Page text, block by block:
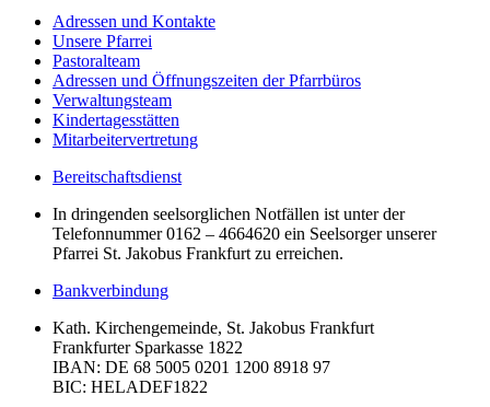
Adressen und Kontakte
Unsere Pfarrei
Pastoralteam
Adressen und Öffnungszeiten der Pfarrbüros
Verwaltungsteam
Kindertagesstätten
Mitarbeitervertretung
Bereitschaftsdienst
In dringenden seelsorglichen Notfällen ist unter der
Telefonnummer 0162 – 4664620 ein Seelsorger unserer
Pfarrei St. Jakobus Frankfurt zu erreichen.
Bankverbindung
Kath. Kirchengemeinde, St. Jakobus Frankfurt
Frankfurter Sparkasse 1822
IBAN: DE 68 5005 0201 1200 8918 97
BIC: HELADEF1822